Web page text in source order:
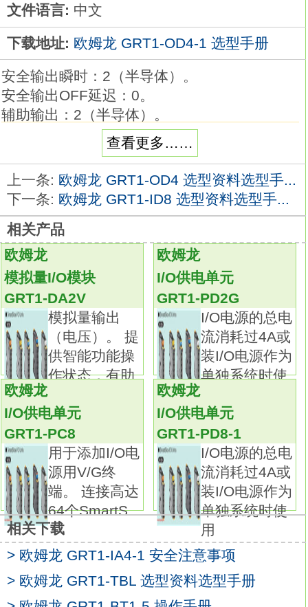
文件语言: 中文
下载地址: 欧姆龙 GRT1-OD4-1 选型手册
安全输出瞬时：2（半导体）。
安全输出OFF延迟：0。
辅助输出：2（半导体）。
逻辑AND连接输入：1个。
逻辑AND连接输出：1个。
最长OFF延迟时间：---。
额定电压：DC24V。
端子块类型：弹簧笼式端子。
采用了电子检测构造，非接触式门开关运转更
稳定。
G9SX-NS和G9SX-NSA专门设计为与非接触式
门开关一起使用，
且使用G9SX-NSA您还可以连接机械安全门开
关 GRT1-OD4-1
在其它功能中，这些控制器支持能够进行部分
停止的逻辑AND连接。
这些控制器最大限度地利用了D40A开关。种
类：扩展单元。
安全输出瞬时：--。
安全输出OFF延迟：4 PST-NO。
辅助输出：1（半导体）。
额定电压：DC24V。
端子块类型：弹簧笼式端子。
逻辑AND功能增加了I/O扩展灵活性。
便于部分或整个控制系统设置。
输出稳定 （扩展单元除外）。
详细LED指示简化了诊断。
获得UL和CSA认证。
查看更多……
上一条: 欧姆龙 GRT1-OD4 选型资料选型手...
下一条: 欧姆龙 GRT1-ID8 选型资料选型手...
相关产品
欧姆龙
模拟量I/O模块
GRT1-DA2V
模拟量输出
（电压）。 提
供智能功能操
作状态，有助
欧姆龙
I/O供电单元
GRT1-PD2G
I/O电源的总电
流消耗过4A或
装I/O电源作为
单独系统时使
欧姆龙
I/O供电单元
GRT1-PC8
用于添加I/O电
源用V/G终
端。 连接高达
64个SmartS
欧姆龙
I/O供电单元
GRT1-PD8-1
I/O电源的总电
流消耗过4A或
装I/O电源作为
单独系统时使
用
相关下载
> 欧姆龙 GRT1-IA4-1 安全注意事项
> 欧姆龙 GRT1-TBL 选型资料选型手册